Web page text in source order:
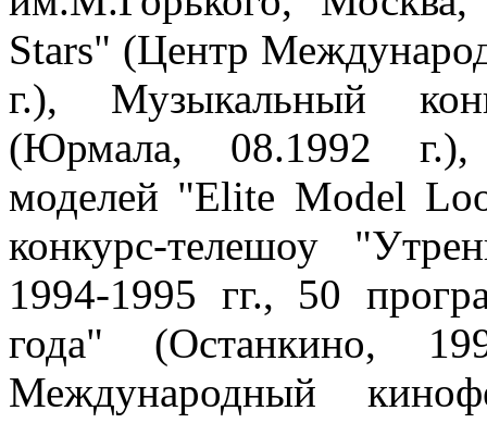
Stars" (Центр
г.), Музыкальный
(Юрмала, 08.1992 г.),
моделей "Elite Model
конкурс-телешоу
1994-1995 гг., 50
года" (Останкино,
Международный